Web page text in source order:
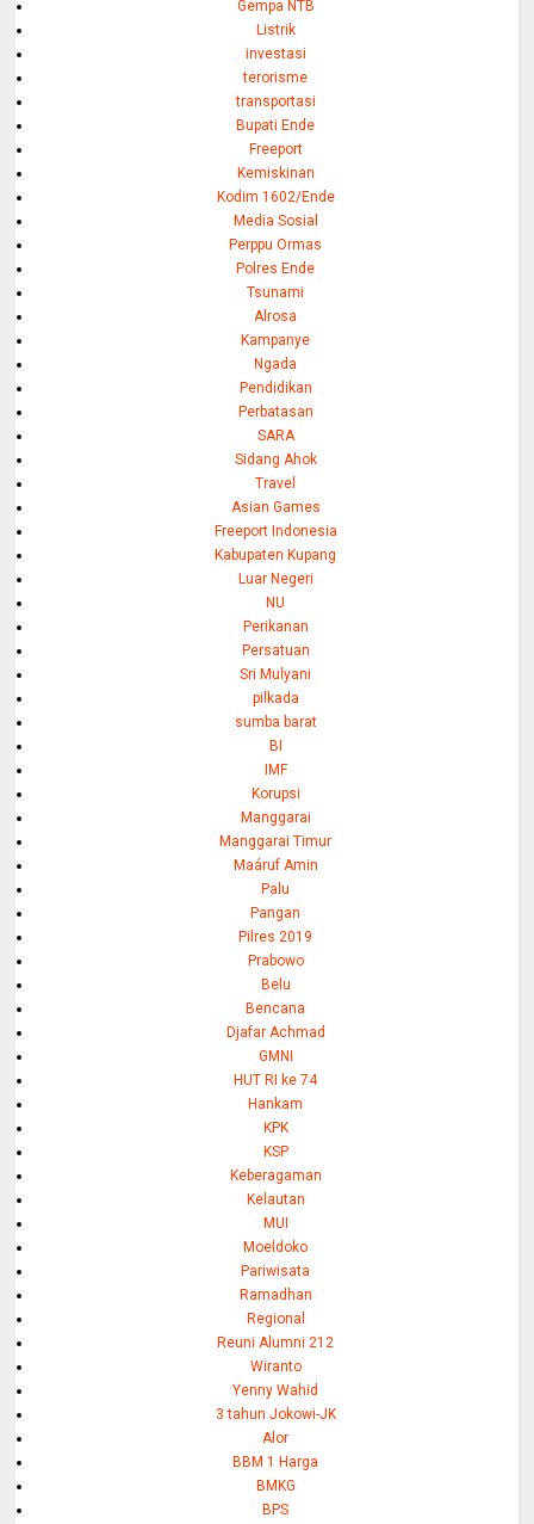
Gempa NTB
Listrik
investasi
terorisme
transportasi
Bupati Ende
Freeport
Kemiskinan
Kodim 1602/Ende
Media Sosial
Perppu Ormas
Polres Ende
Tsunami
Alrosa
Kampanye
Ngada
Pendidikan
Perbatasan
SARA
Sidang Ahok
Travel
Asian Games
Freeport Indonesia
Kabupaten Kupang
Luar Negeri
NU
Perikanan
Persatuan
Sri Mulyani
pilkada
sumba barat
BI
IMF
Korupsi
Manggarai
Manggarai Timur
Maáruf Amin
Palu
Pangan
Pilres 2019
Prabowo
Belu
Bencana
Djafar Achmad
GMNI
HUT RI ke 74
Hankam
KPK
KSP
Keberagaman
Kelautan
MUI
Moeldoko
Pariwisata
Ramadhan
Regional
Reuni Alumni 212
Wiranto
Yenny Wahid
3 tahun Jokowi-JK
Alor
BBM 1 Harga
BMKG
BPS